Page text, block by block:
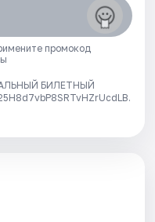
промокод
БИЛЕТНЫЙ